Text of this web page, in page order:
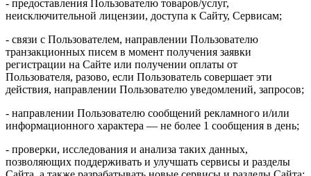
- предоставления Пользователю товаров/услуг,
неисключительной лицензии, доступа к Сайту, Сервисам;
- связи с Пользователем, направлении Пользователю
транзакционных писем в момент получения заявки
регистрации на Сайте или получении оплаты от
Пользователя, разово, если Пользователь совершает эти
действия, направлении Пользователю уведомлений, запросов;
- направлении Пользователю сообщений рекламного и/или
информационного характера — не более 1 сообщения в день;
- проверки, исследования и анализа таких данных,
позволяющих поддерживать и улучшать сервисы и разделы